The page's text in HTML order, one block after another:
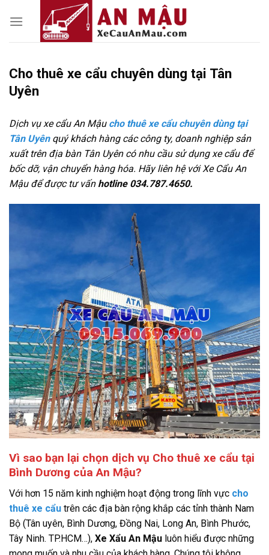
Cho thuê xe cẩu chuyên dùng tại Tân
Uyên
Dịch vụ xe cẩu An Mậucho thuê xe cẩu chuyên dùng tại
Tân Uyênquý khách hàng các công ty, doanh nghiệp sản
xuất trên địa bàn Tân Uyên có nhu cầu sử dụng xe cẩu để
bốc dỡ, vận chuyển hàng hóa. Hãy liên hệ với Xe Cẩu An
Mậu để được tư vấn hotline 034.787.4650.
Vì sao bạn lại chọn dịch vụ Cho thuê xe cẩu tại
Bình Dương của An Mậu?
Với hơn 15 năm kinh nghiệm hoạt động trong lĩnh vực cho
thuê xe cẩu trên các địa bàn rộng khắp các tỉnh thành Nam
Bộ (Tân uyên, Bình Dương, Đồng Nai, Long An, Bình Phước,
Tây Ninh. TP.HCM…), Xe Xẩu An Mậu luôn hiểu được những